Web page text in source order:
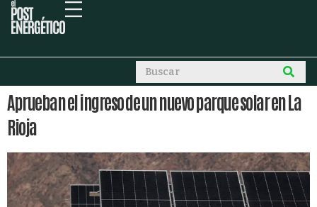
Aprueban el ingreso de un nuevo parque solar en La
Rioja